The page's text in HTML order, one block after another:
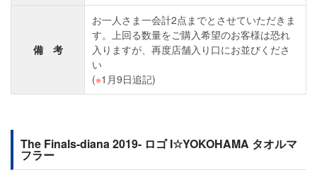
備 考
お一人さま一会計2点までとさせていただきま
す。上回る数量をご購入希望のお客様は恐れ
入りますが、再度店舗入り口にお並びくださ
い
(※1月9日追記)
The Finals-diana 2019- ロゴ I☆YOKOHAMA タオルマ
フラー